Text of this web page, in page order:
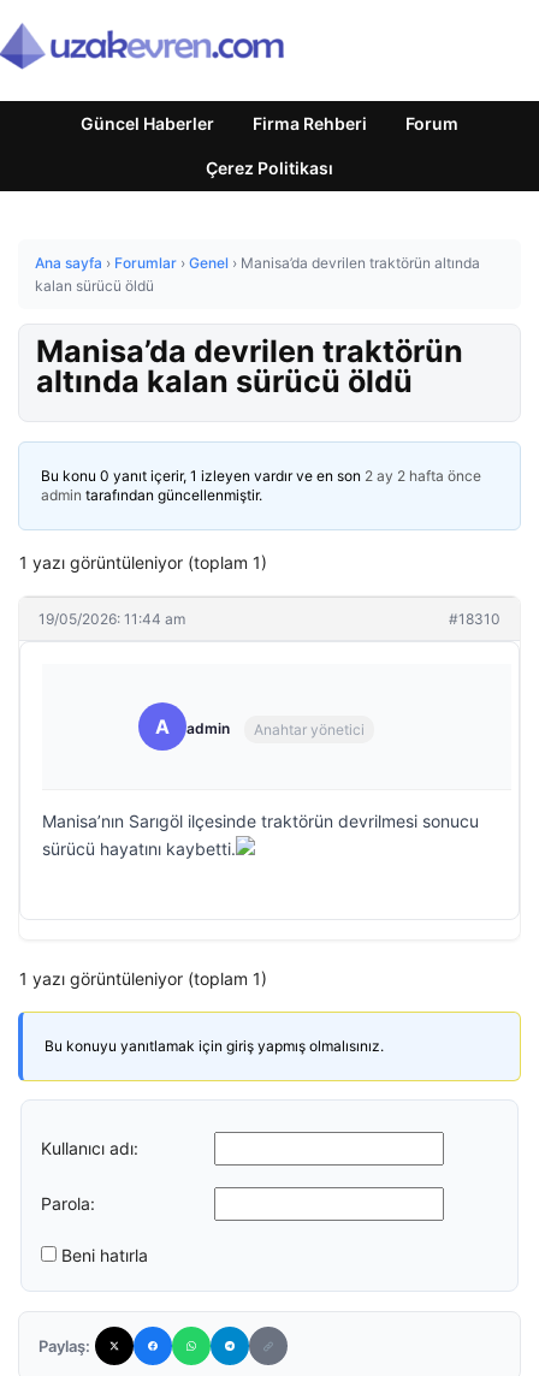
Güncel Haberler Firma Rehberi Forum
Çerez Politikası
Ana sayfa › Forumlar › Genel › Manisa’da devrilen traktörün altında
kalan sürücü öldü
Manisa’da devrilen traktörün
altında kalan sürücü öldü
Bu konu 0 yanıt içerir, 1 izleyen vardır ve en son 2 ay 2 hafta önce
admin tarafından güncellenmiştir.
1 yazı görüntüleniyor (toplam 1)
19/05/2026: 11:44 am #18310
A admin Anahtar yönetici
Manisa’nın Sarıgöl ilçesinde traktörün devrilmesi sonucu
sürücü hayatını kaybetti.
1 yazı görüntüleniyor (toplam 1)
Bu konuyu yanıtlamak için giriş yapmış olmalısınız.
Kullanıcı adı:
Parola:
Beni hatırla
Paylaş: